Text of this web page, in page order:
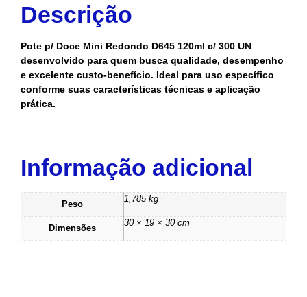
Descrição
Pote p/ Doce Mini Redondo D645 120ml c/ 300 UN
desenvolvido para quem busca qualidade, desempenho
e excelente custo-benefício. Ideal para uso específico
conforme suas características técnicas e aplicação
prática.
Informação adicional
Peso
1,785 kg
Dimensões
30 × 19 × 30 cm